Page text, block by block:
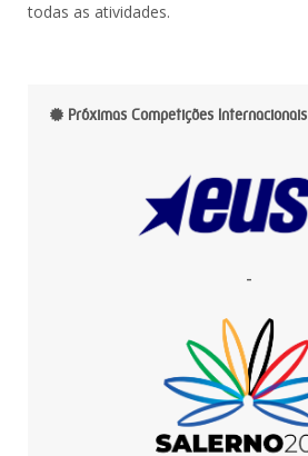
todas as atividades.
Próximas Competições Internacionais
-